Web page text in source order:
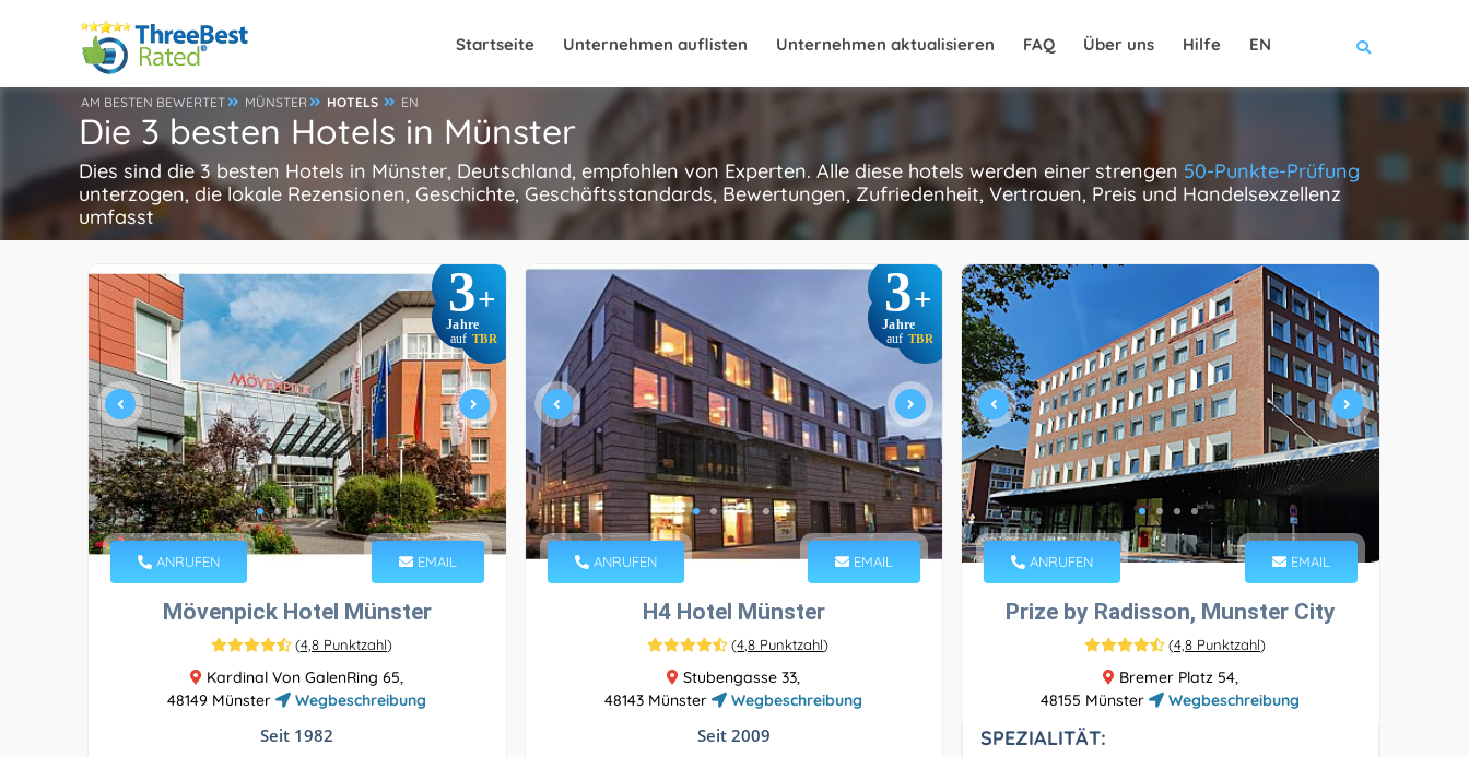
Startseite Unternehmen auflisten Unternehmen aktualisieren FAQ Über uns Hilfe EN
AM BESTEN BEWERTET MÜNSTER HOTELS EN
Die 3 besten Hotels in Münster
Dies sind die 3 besten Hotels in Münster, Deutschland, empfohlen von Experten. Alle diese hotels werden einer strengen 50-Punkte-Prüfung
unterzogen, die lokale Rezensionen, Geschichte, Geschäftsstandards, Bewertungen, Zufriedenheit, Vertrauen, Preis und Handelsexzellenz
umfasst
3+
Jahre
auf TBR
ANRUFEN EMAIL
Mövenpick Hotel Münster
(4,8 Punktzahl)
Kardinal Von GalenRing 65,
48149 Münster
Wegbeschreibung
Seit 1982
3+
Jahre
auf TBR
ANRUFEN EMAIL
H4 Hotel Münster
(4,8 Punktzahl)
Stubengasse 33,
48143 Münster
Wegbeschreibung
Seit 2009
ANRUFEN EMAIL
Prize by Radisson, Munster City
(4,8 Punktzahl)
Bremer Platz 54,
48155 Münster
Wegbeschreibung
SPEZIALITÄT: